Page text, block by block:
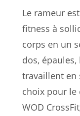
Le rameur
fitness à
corps en un
dos,
travaillent en
choix pour le
WOD